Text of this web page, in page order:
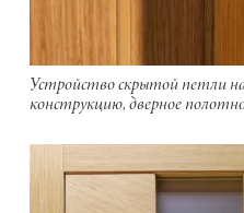
Устройство скрытой петли
конструкцию, дверное